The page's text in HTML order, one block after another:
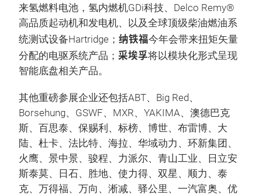
来氢燃料电池，氢内燃机GDi科技、Delco Remy®
高品质起动机和发电机、以及全球顶级柴油燃油系
统测试设备Hartridge； 纳铁福今年会带来扭矩矢量
分配的电驱系统产品； 采埃孚将以模块化形式呈现
智能底盘相关产品。
其他重磅参展企业还包括ABT、Big Red、
Borsehung、GSWF、MXR、YAKIMA、澳德巴克
斯、百思泰、保赐利、标榜、博世、布雷博、大
陆、杜卡、法比特、海拉、华域动力、环新集团、
火鹰、景中景、骏程、力派尔、青山工业、日立安
斯泰莫、日石、胜地、使力得、双星、顺力、泰
克、万得福、万向、淅减、驿公里、一汽富奥、优